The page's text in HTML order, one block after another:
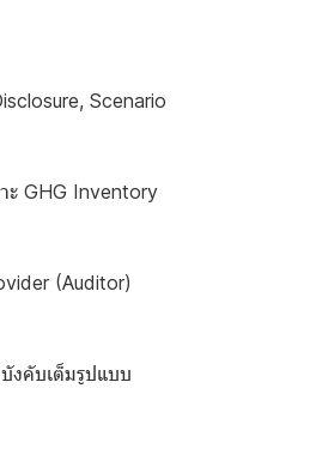
Scenario
ะ GHG Inventory
(Auditor)
งคับเต็มรูปแบบ